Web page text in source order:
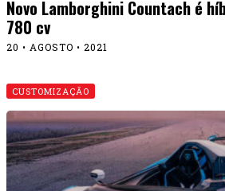
Novo Lamborghini Countach é
780 cv
20 • AGOSTO • 2021
CUSTOMIZAÇÃO